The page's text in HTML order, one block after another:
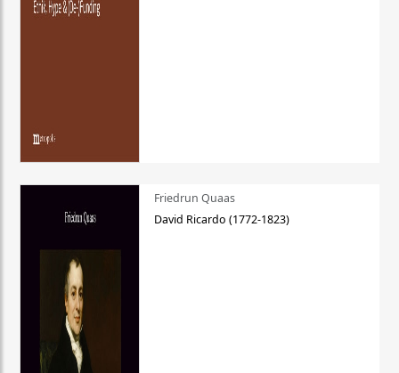
Friedrun Quaas
David Ricardo (1772-1823)